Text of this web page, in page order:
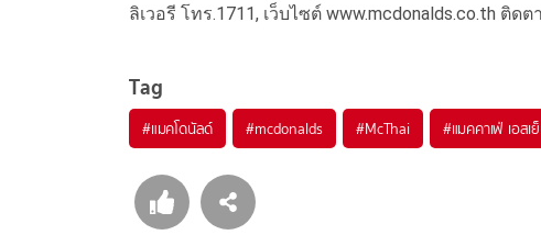
ลิเวอรี โทร.1711, เว็บไซต์ www.mcdonalds.co.th ติ
Tag
#แมคโดนัลด์ #mcdonalds #McThai #แมคคาเฟ่ เอสเ